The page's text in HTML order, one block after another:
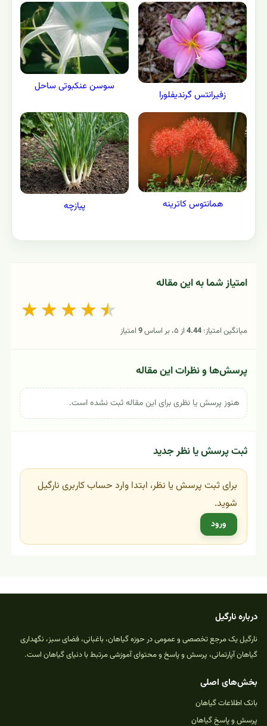
زفیرانتس گرندیفلورا
سوسن عنکبوتی ساحل
همانتوس کاترینه پیازچه
امتیاز شما به این مقاله
★ ★ ★ ★ ★
میانگین امتیاز: 4.44از ۵، بر اساس 9امتیاز
پرسش‌ها و نظرات این مقاله
هنوز پرسش یا نظری برای این مقاله ثبت نشده است.
ثبت پرسش یا نظر جدید
برای ثبت پرسش یا نظر، ابتدا وارد حساب کاربری نارگیل
شوید.
ورود
درباره نارگیل
نارگیل یک مرجع تخصصی و عمومی در حوزه گیاهان، باغبانی، فضای سبز، نگهداری
گیاهان آپارتمانی، پرسش و پاسخ و محتوای آموزشی مرتبط با دنیای گیاهان است.
بخش‌های اصلی
بانک اطلاعات گیاهان
پرسش و پاسخ گیاهان